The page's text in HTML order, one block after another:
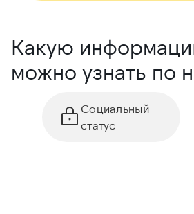
Какую
можно узнать по
Социальный
статус